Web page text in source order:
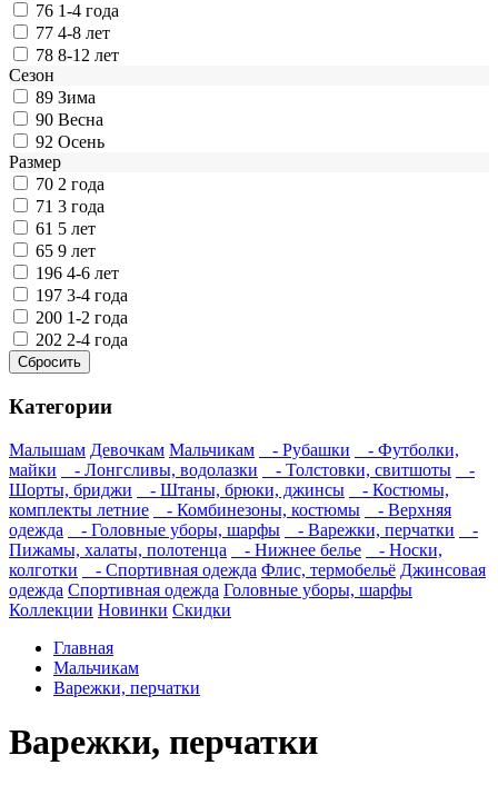
76 1-4 года
77 4-8 лет
78 8-12 лет
Сезон
89 Зима
90 Весна
92 Осень
Размер
70 2 года
71 3 года
61 5 лет
65 9 лет
196 4-6 лет
197 3-4 года
200 1-2 года
202 2-4 года
Категории
Малышам Девочкам Мальчикам - Рубашки
- Футболки,
майки
- Лонгсливы, водолазки - Толстовки, свитшоты
-
Шорты, бриджи
- Штаны, брюки, джинсы
- Костюмы,
комплекты летние
- Комбинезоны, костюмы
- Верхняя
одежда
- Головные уборы, шарфы - Варежки, перчатки
-
Пижамы, халаты, полотенца
- Нижнее белье
- Носки,
колготки
- Спортивная одежда Флис, термобельё Джинсовая
одежда Спортивная одежда Головные уборы, шарфы
Коллекции Новинки Скидки
Главная
Мальчикам
Варежки, перчатки
Варежки, перчатки